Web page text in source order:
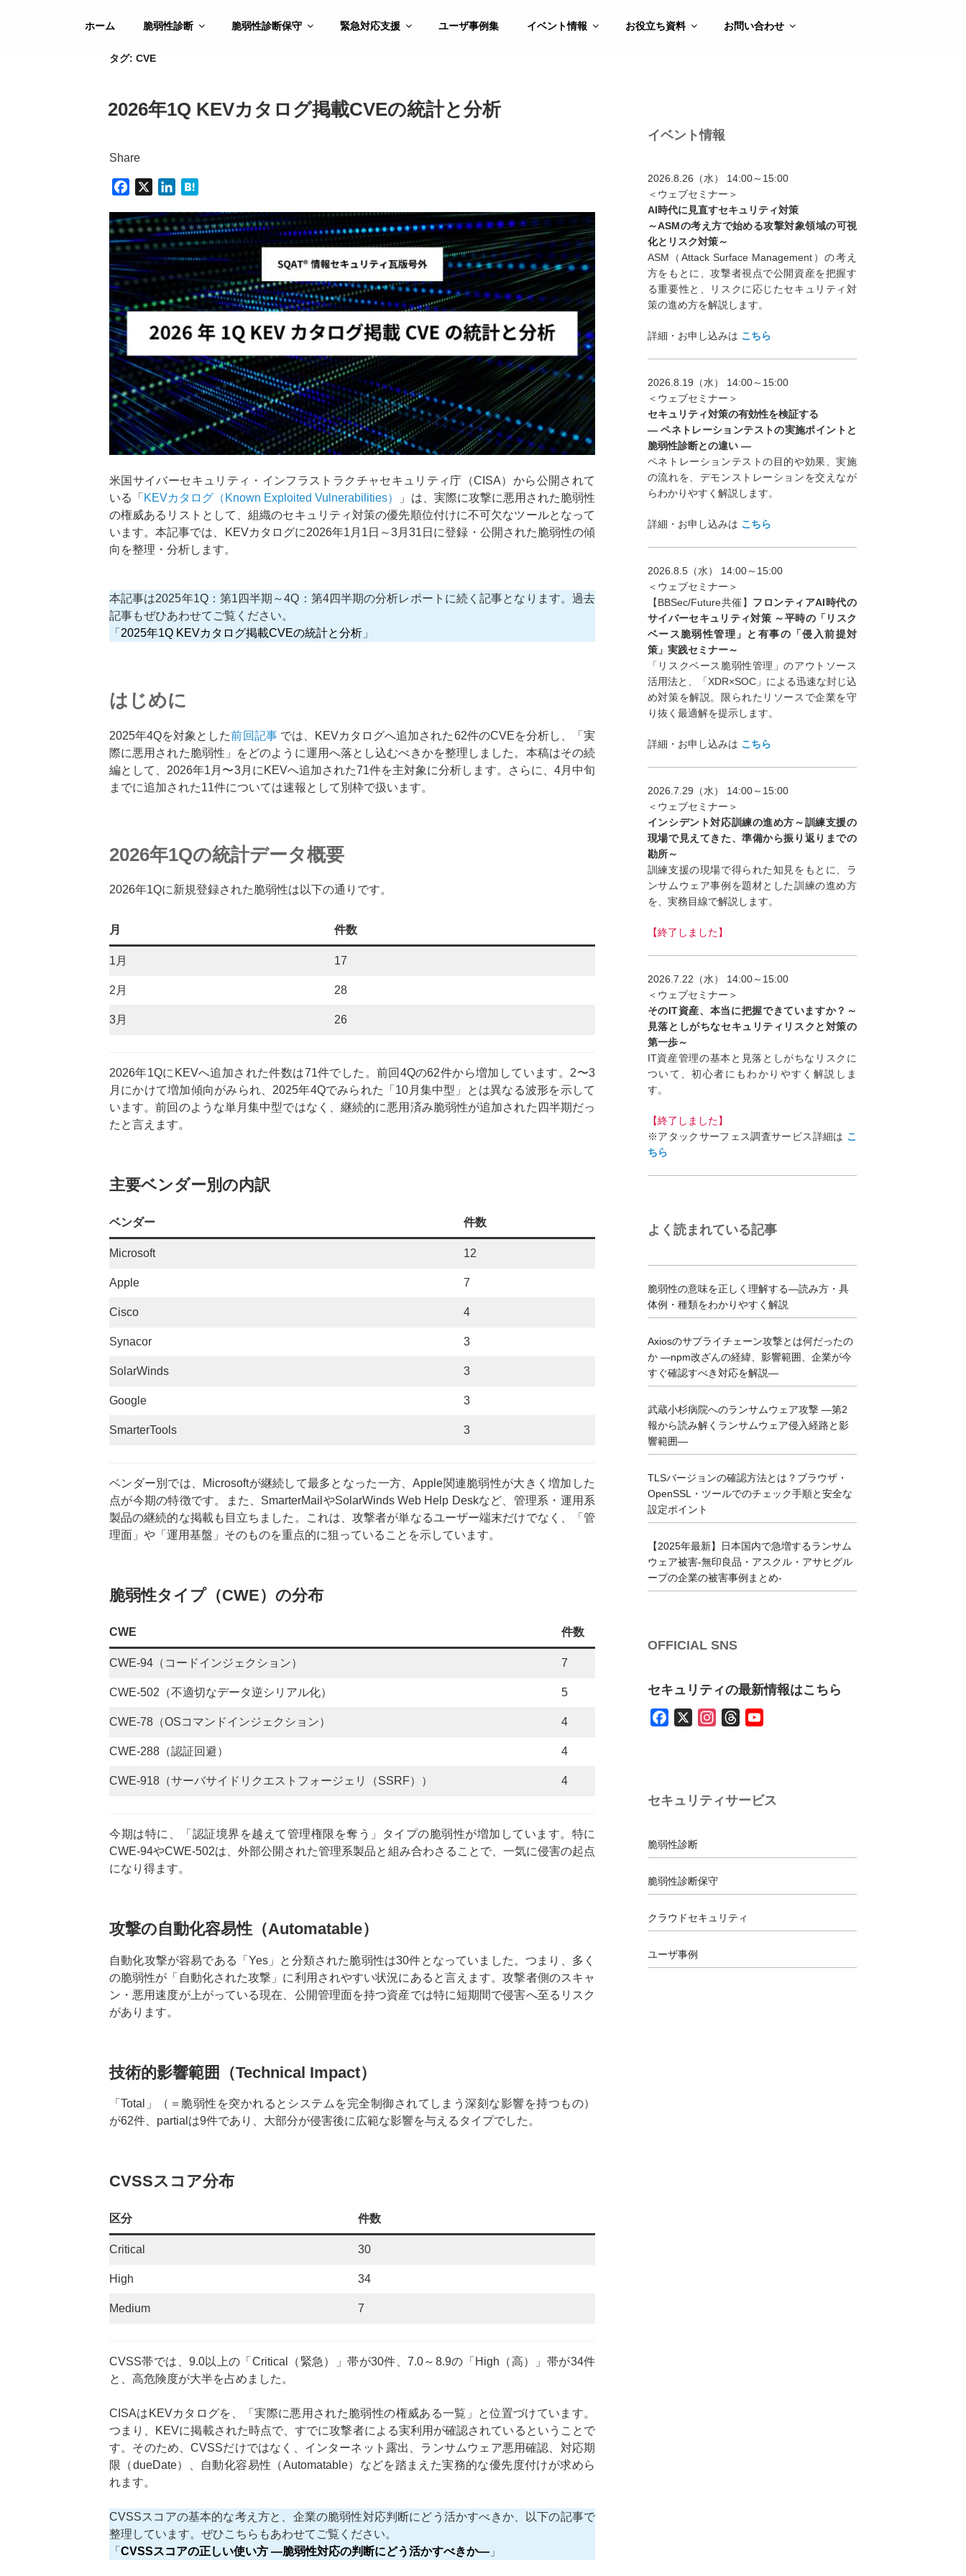
ホーム 脆弱性診断 脆弱性診断保守 緊急対応支援 ユーザ事例集 イベント情報 お役立ち資料 お問い合わせ
タグ: CVE
2026年1Q KEVカタログ掲載CVEの統計と分析
Share
c
e
b
o
k
n
k
e
d
n
t
e
n
a
米国サイバーセキュリティ・インフラストラクチャセキュリティ庁（CISA）から公開されて
いる「 KEVカタログ（Known Exploited Vulnerabilities）
」は、実際に攻撃に悪用された脆弱性
の権威あるリストとして、組織のセキュリティ対策の優先順位付けに不可欠なツールとなって
います。本記事では、KEVカタログに2026年1月1日～3月31日に登録・公開された脆弱性の傾
向を整理・分析します。
本記事は2025年1Q：第1四半期～4Q：第4四半期の分析レポートに続く記事となります。過去
記事もぜひあわせてご覧ください。
「 2025年1Q KEVカタログ掲載CVEの統計と分析 」
はじめに
2025年4Qを対象とした前回記事 では、KEVカタログへ追加された62件のCVEを分析し、「実
際に悪用された脆弱性」をどのように運用へ落とし込むべきかを整理しました。本稿はその続
編として、2026年1月〜3月にKEVへ追加された71件を主対象に分析します。さらに、4月中旬
までに追加された11件については速報として別枠で扱います。
2026年1Qの統計データ概要
2026年1Qに新規登録された脆弱性は以下の通りです。
月 件数
1月 17
2月 28
3月 26
2026年1QにKEVへ追加された件数は71件でした。前回4Qの62件から増加しています。2〜3
月にかけて増加傾向がみられ、2025年4Qでみられた「10月集中型」とは異なる波形を示して
います。前回のような単月集中型ではなく、継続的に悪用済み脆弱性が追加された四半期だっ
たと言えます。
主要ベンダー別の内訳
ベンダー 件数
Microsoft 12
Apple 7
Cisco 4
Synacor 3
SolarWinds 3
Google 3
SmarterTools 3
ベンダー別では、Microsoftが継続して最多となった一方、Apple関連脆弱性が大きく増加した
点が今期の特徴です。また、SmarterMailやSolarWinds Web Help Deskなど、管理系・運用系
製品の継続的な掲載も目立ちました。これは、攻撃者が単なるユーザー端末だけでなく、「管
理面」や「運用基盤」そのものを重点的に狙っていることを示しています。
脆弱性タイプ（CWE）の分布
CWE 件数
CWE-94（コードインジェクション） 7
CWE-502（不適切なデータ逆シリアル化） 5
CWE-78（OSコマンドインジェクション） 4
CWE-288（認証回避） 4
CWE-918（サーバサイドリクエストフォージェリ（SSRF）） 4
今期は特に、「認証境界を越えて管理権限を奪う」タイプの脆弱性が増加しています。特に
CWE-94やCWE-502は、外部公開された管理系製品と組み合わさることで、一気に侵害の起点
になり得ます。
攻撃の自動化容易性（Automatable）
自動化攻撃が容易である「Yes」と分類された脆弱性は30件となっていました。つまり、多く
の脆弱性が「自動化された攻撃」に利用されやすい状況にあると言えます。攻撃者側のスキャ
ン・悪用速度が上がっている現在、公開管理面を持つ資産では特に短期間で侵害へ至るリスク
があります。
技術的影響範囲（Technical Impact）
「Total」（＝脆弱性を突かれるとシステムを完全制御されてしまう深刻な影響を持つもの）
が62件、partialは9件であり、大部分が侵害後に広範な影響を与えるタイプでした。
CVSSスコア分布
区分 件数
Critical 30
High 34
Medium 7
CVSS帯では、9.0以上の「Critical（緊急）」帯が30件、7.0～8.9の「High（高）」帯が34件
と、高危険度が大半を占めました。
CISAはKEVカタログを、「実際に悪用された脆弱性の権威ある一覧」と位置づけています。
つまり、KEVに掲載された時点で、すでに攻撃者による実利用が確認されているということで
す。そのため、CVSSだけではなく、インターネット露出、ランサムウェア悪用確認、対応期
限（dueDate）、自動化容易性（Automatable）などを踏まえた実務的な優先度付けが求めら
れます。
CVSSスコアの基本的な考え方と、企業の脆弱性対応判断にどう活かすべきか、以下の記事で
整理しています。ぜひこちらもあわせてご覧ください。
「 CVSSスコアの正しい使い方 ―脆弱性対応の判断にどう活かすべきか― 」
イベント情報
2026.8.26（水） 14:00～15:00
＜ウェブセミナー＞
AI時代に見直すセキュリティ対策
～ASMの考え方で始める攻撃対象領域の可視
化とリスク対策～
ASM（Attack Surface Management）の考え
方をもとに、攻撃者視点で公開資産を把握す
る重要性と、リスクに応じたセキュリティ対
策の進め方を解説します。
詳細・お申し込みは こちら
2026.8.19（水） 14:00～15:00
＜ウェブセミナー＞
セキュリティ対策の有効性を検証する
― ペネトレーションテストの実施ポイントと
脆弱性診断との違い ―
ペネトレーションテストの目的や効果、実施
の流れを、デモンストレーションを交えなが
らわかりやすく解説します。
詳細・お申し込みは こちら
2026.8.5（水） 14:00～15:00
＜ウェブセミナー＞
【BBSec/Future共催】 フロンティアAI時代の
サイバーセキュリティ対策 ～平時の「リスク
ベース脆弱性管理」と有事の「侵入前提対
策」実践セミナー～
「リスクベース脆弱性管理」のアウトソース
活用法と、「XDR×SOC」による迅速な封じ込
め対策を解説。限られたリソースで企業を守
り抜く最適解を提示します。
詳細・お申し込みは こちら
2026.7.29（水） 14:00～15:00
＜ウェブセミナー＞
インシデント対応訓練の進め方～訓練支援の
現場で見えてきた、準備から振り返りまでの
勘所～
訓練支援の現場で得られた知見をもとに、ラ
ンサムウェア事例を題材とした訓練の進め方
を、実務目線で解説します。
【終了しました】
2026.7.22（水） 14:00～15:00
＜ウェブセミナー＞
そのIT資産、本当に把握できていますか？～
見落としがちなセキュリティリスクと対策の
第一歩～
IT資産管理の基本と見落としがちなリスクに
ついて、初心者にもわかりやすく解説しま
す。
【終了しました】
※アタックサーフェス調査サービス詳細は こ
ちら
よく読まれている記事
脆弱性の意味を正しく理解する―読み方・具
体例・種類をわかりやすく解説
Axiosのサプライチェーン攻撃とは何だったの
か ―npm改ざんの経緯、影響範囲、企業が今
すぐ確認すべき対応を解説―
武蔵小杉病院へのランサムウェア攻撃 ―第2
報から読み解くランサムウェア侵入経路と影
響範囲―
TLSバージョンの確認方法とは？ブラウザ・
OpenSSL・ツールでのチェック手順と安全な
設定ポイント
【2025年最新】日本国内で急増するランサム
ウェア被害-無印良品・アスクル・アサヒグル
ープの企業の被害事例まとめ-
OFFICIAL SNS
セキュリティの最新情報はこちら
o
k
g
m
b
セキュリティサービス
脆弱性診断
脆弱性診断保守
クラウドセキュリティ
ユーザ事例